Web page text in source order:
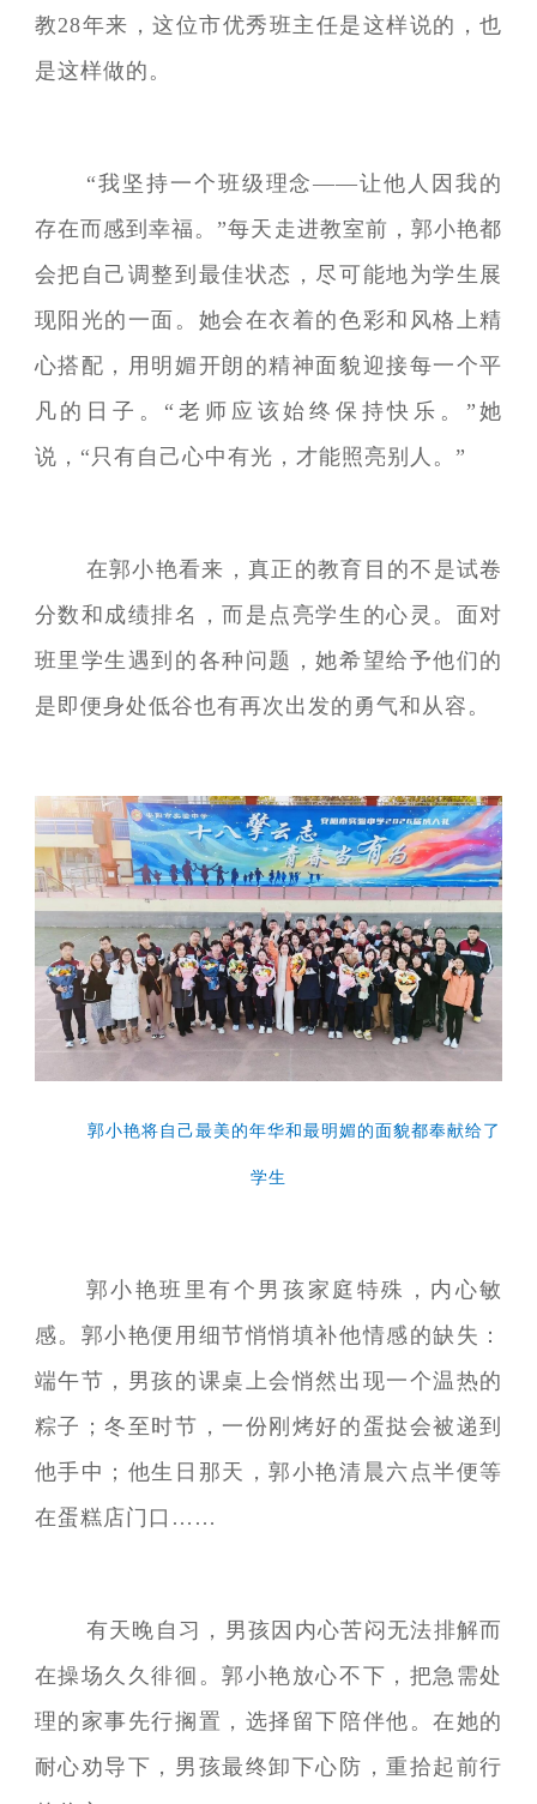
教28年来，这位市优秀班主任是这样说的，也
是这样做的。
“我坚持一个班级理念——让他人因我的
存在而感到幸福。”每天走进教室前，郭小艳都
会把自己调整到最佳状态，尽可能地为学生展
现阳光的一面。她会在衣着的色彩和风格上精
心搭配，用明媚开朗的精神面貌迎接每一个平
凡的日子。“老师应该始终保持快乐。”她
说，“只有自己心中有光，才能照亮别人。”
在郭小艳看来，真正的教育目的不是试卷
分数和成绩排名，而是点亮学生的心灵。面对
班里学生遇到的各种问题，她希望给予他们的
是即便身处低谷也有再次出发的勇气和从容。
郭小艳将自己最美的年华和最明媚的面貌都奉献给了
学生
郭小艳班里有个男孩家庭特殊，内心敏
感。郭小艳便用细节悄悄填补他情感的缺失：
端午节，男孩的课桌上会悄然出现一个温热的
粽子；冬至时节，一份刚烤好的蛋挞会被递到
他手中；他生日那天，郭小艳清晨六点半便等
在蛋糕店门口……
有天晚自习，男孩因内心苦闷无法排解而
在操场久久徘徊。郭小艳放心不下，把急需处
理的家事先行搁置，选择留下陪伴他。在她的
耐心劝导下，男孩最终卸下心防，重拾起前行